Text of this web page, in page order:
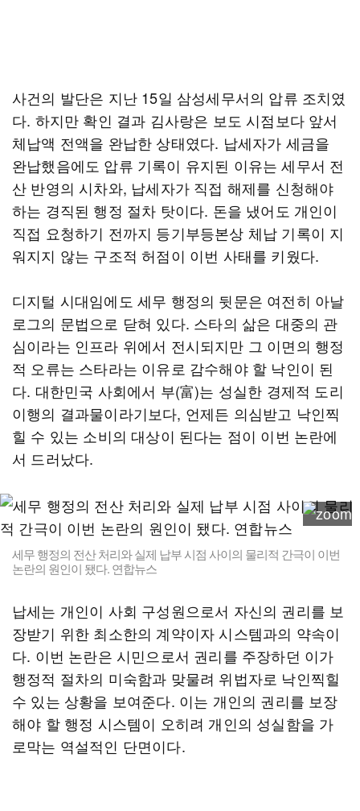
사건의 발단은 지난 15일 삼성세무서의 압류 조치였
다. 하지만 확인 결과 김사랑은 보도 시점보다 앞서
체납액 전액을 완납한 상태였다. 납세자가 세금을
완납했음에도 압류 기록이 유지된 이유는 세무서 전
산 반영의 시차와, 납세자가 직접 해제를 신청해야
하는 경직된 행정 절차 탓이다. 돈을 냈어도 개인이
직접 요청하기 전까지 등기부등본상 체납 기록이 지
워지지 않는 구조적 허점이 이번 사태를 키웠다.
디지털 시대임에도 세무 행정의 뒷문은 여전히 아날
로그의 문법으로 닫혀 있다. 스타의 삶은 대중의 관
심이라는 인프라 위에서 전시되지만 그 이면의 행정
적 오류는 스타라는 이유로 감수해야 할 낙인이 된
다. 대한민국 사회에서 부(富)는 성실한 경제적 도리
이행의 결과물이라기보다, 언제든 의심받고 낙인찍
힐 수 있는 소비의 대상이 된다는 점이 이번 논란에
서 드러났다.
세무 행정의 전산 처리와 실제 납부 시점 사이의 물리적 간극이 이번
논란의 원인이 됐다. 연합뉴스
납세는 개인이 사회 구성원으로서 자신의 권리를 보
장받기 위한 최소한의 계약이자 시스템과의 약속이
다. 이번 논란은 시민으로서 권리를 주장하던 이가
행정적 절차의 미숙함과 맞물려 위법자로 낙인찍힐
수 있는 상황을 보여준다. 이는 개인의 권리를 보장
해야 할 행정 시스템이 오히려 개인의 성실함을 가
로막는 역설적인 단면이다.